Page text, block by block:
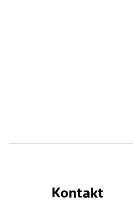
Kontakt